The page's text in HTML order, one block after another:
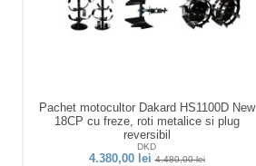
Pachet motocultor Dakard HS1100D New
18CP cu freze, roti metalice si plug
reversibil
DKD
4.380,00 lei4.480,00 lei